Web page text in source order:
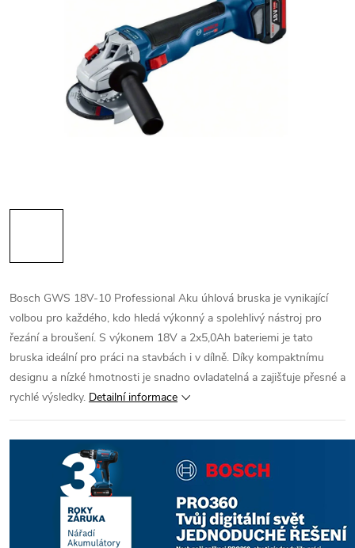
Bosch GWS 18V-10 Professional Aku úhlová bruska je vynikající
volbou pro každého, kdo hledá výkonný a spolehlivý nástroj pro
řezání a broušení. S výkonem 18V a 2x5,0Ah bateriemi je tato
bruska ideální pro práci na stavbách i v dílně. Díky kompaktnímu
designu a nízké hmotnosti je snadno ovladatelná a zajišťuje přesné a
rychlé výsledky. Detailní informace